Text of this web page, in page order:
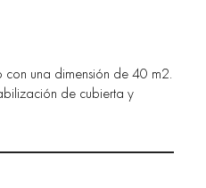
una dimensión de 40 m2.
de cubierta y